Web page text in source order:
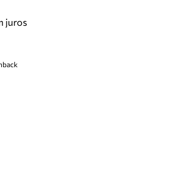
pedidos, devoluções e mais.
pedidos e solicite devoluções.
juros